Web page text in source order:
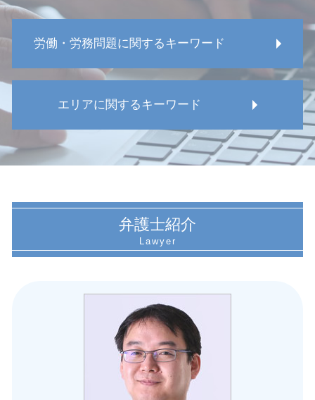
労働・労務問題に関するキーワード
労働組合法
労務問題 相談
労務問題 安全配慮義務
労働組合 団体交渉 申し入れ
不当解雇 弁護士
労働 トラブル 相談
電子署名 契約書
過労死ライン 何時間
エリアに関するキーワード
名古屋市 過労 労働
名古屋市 労働者 対応
名古屋市 試用期間 対応
名古屋市 労務問題 解決
愛知県 就業規則見直し
名古屋市 未払い賃金請求された
愛知県 復職トラブル 弁護士
愛知県 労働問題 解決
名古屋市 労働安全 違反
名古屋市 労働 トラブル
愛知県 就業規則作成 相談
名古屋市 復職問題 弁護士
名古屋市 普通解雇 相談
弁護士紹介